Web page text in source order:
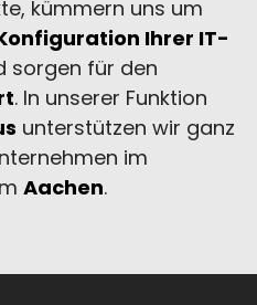
kümmern uns um
Ihrer IT-
sorgen für den
. In unserer Funktion
unterstützen wir ganz
im
Aachen.